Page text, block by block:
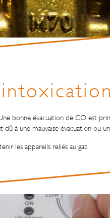
bonne évacuation de CO est
à une mauvaise évacuation ou
les appareils reliés au gaz.